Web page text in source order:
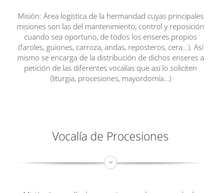
Misión: Área logística de la hermandad cuyas principales
misiones son las del mantenimiento, control y reposición
cuando sea oportuno, de todos los enseres propios
(faroles, guiones, carroza, andas, reposteros, cera…). Así
mismo se encarga de la distribución de dichos enseres a
petición de las diferentes vocalías que así lo soliciten
(liturgia, procesiones, mayordomía…)
Vocalía de Procesiones